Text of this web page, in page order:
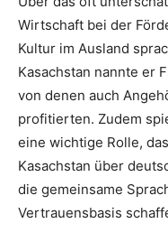
Wirtschaft bei der
Kultur im Ausland
Kasachstan nannte er
von denen auch
profitierten. Zudem
eine wichtige Rolle,
Kasachstan über
die gemeinsame
Vertrauensbasis